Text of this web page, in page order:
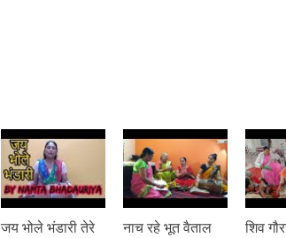
जय भोले भंडारी तेरे
नाच रहे भूत वैताल
शिव